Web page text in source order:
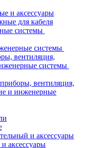
и аксессуары
для кабеля
системы
системы
вентиляция,
системы
вентиляция,
и инженерные
и аксессуары
аксессуары